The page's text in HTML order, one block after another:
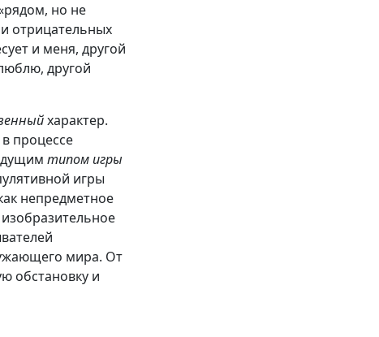
но не
отрицательных
и меня, другой
другой
характер.
процессе
типом игры
игры
непредметное
мира. От
обстановку и